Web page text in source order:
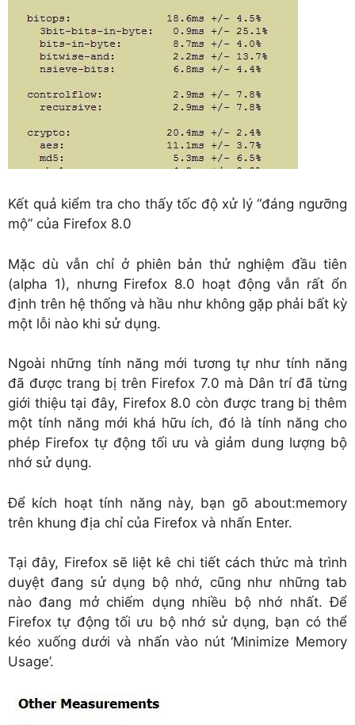
Kết quả kiểm tra cho thấy tốc độ xử lý “đáng ngưỡng
mộ” của Firefox 8.0
Mặc dù vẫn chỉ ở phiên bản thử nghiệm đầu tiên
(alpha 1), nhưng Firefox 8.0 hoạt động vẫn rất ổn
định trên hệ thống và hầu như không gặp phải bất kỳ
một lỗi nào khi sử dụng.
Ngoài những tính năng mới tương tự như tính năng
đã được trang bị trên Firefox 7.0 mà Dân trí đã từng
giới thiệu tại đây, Firefox 8.0 còn được trang bị thêm
một tính năng mới khá hữu ích, đó là tính năng cho
phép Firefox tự động tối ưu và giảm dung lượng bộ
nhớ sử dụng.
Để kích hoạt tính năng này, bạn gõ about:memory
trên khung địa chỉ của Firefox và nhấn Enter.
Tại đây, Firefox sẽ liệt kê chi tiết cách thức mà trình
duyệt đang sử dụng bộ nhớ, cũng như những tab
nào đang mở chiếm dụng nhiều bộ nhớ nhất. Để
Firefox tự động tối ưu bộ nhớ sử dụng, bạn có thể
kéo xuống dưới và nhấn vào nút ‘Minimize Memory
Usage’.